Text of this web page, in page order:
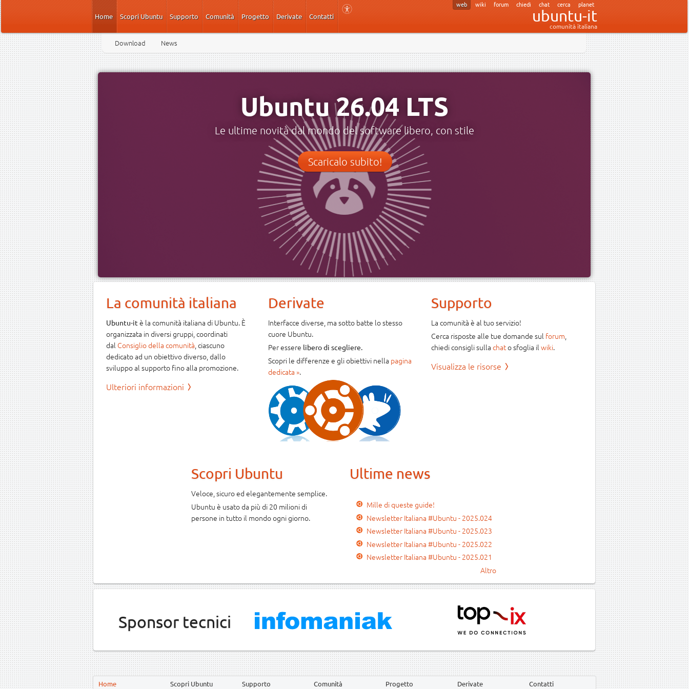
Salta al contenuto principale
Home
Scopri Ubuntu Supporto Comunità Progetto Derivate Contatti
web wiki forum chiedi chat cerca planet
ubuntu-it
comunità italiana
Download News
Ubuntu 26.04 LTS
Le ultime novità dal mondo del software libero, con stile
Scaricalo subito!
La comunità italiana
Ubuntu-it è la comunità italiana di Ubuntu. È
organizzata in diversi gruppi, coordinati
dal Consiglio della comunità, ciascuno
dedicato ad un obiettivo diverso, dallo
sviluppo al supporto fino alla promozione.
Ulteriori informazioni
Derivate
Interfacce diverse, ma sotto batte lo stesso
cuore Ubuntu.
Per essere libero di scegliere.
Scopri le differenze e gli obiettivi nella pagina
dedicata ».
Supporto
La comunità è al tuo servizio!
Cerca risposte alle tue domande sul forum,
chiedi consigli sulla chato sfoglia il wiki.
Visualizza le risorse
Scopri Ubuntu
Veloce, sicuro ed elegantemente semplice.
Ubuntu è usato da più di 20 milioni di
persone in tutto il mondo ogni giorno.
Ultime news
Mille di queste guide!
Newsletter Italiana #Ubuntu - 2025.024
Newsletter Italiana #Ubuntu - 2025.023
Newsletter Italiana #Ubuntu - 2025.022
Newsletter Italiana #Ubuntu - 2025.021
Altro
Sponsor tecnici
Home Scopri Ubuntu Supporto Comunità Progetto Derivate Contatti